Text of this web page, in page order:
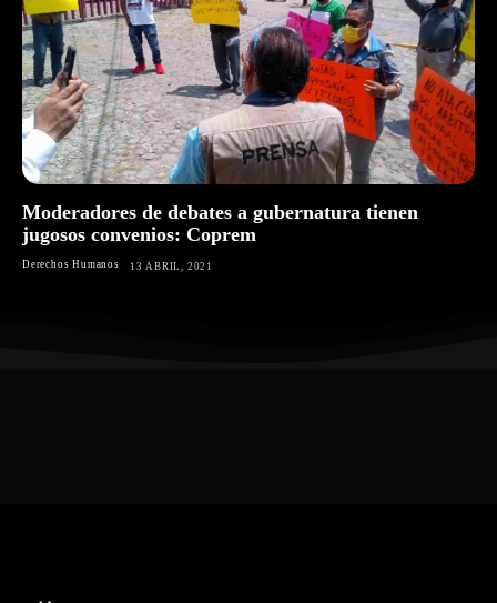
Moderadores de debates a gubernatura tienen
jugosos convenios: Coprem
Derechos Humanos 13 ABRIL, 2021